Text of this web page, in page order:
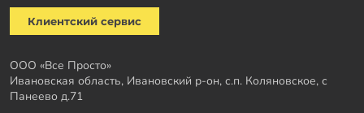
Клиентский сервис
ООО «Все Просто»
Ивановская область, Ивановский р-он, с.п. Коляновское, с
Панеево д.71